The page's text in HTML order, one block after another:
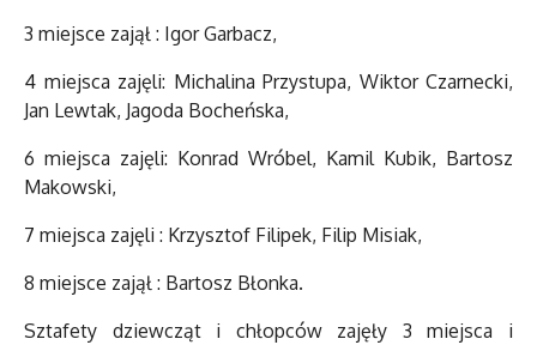
3 miejsce zajął : Igor Garbacz,
4 miejsca zajęli: Michalina Przystupa, Wiktor Czarnecki,
Jan Lewtak, Jagoda Bocheńska,
6 miejsca zajęli: Konrad Wróbel, Kamil Kubik, Bartosz
Makowski,
7 miejsca zajęli : Krzysztof Filipek, Filip Misiak,
8 miejsce zajął : Bartosz Błonka.
Sztafety dziewcząt i chłopców zajęły 3 miejsca i